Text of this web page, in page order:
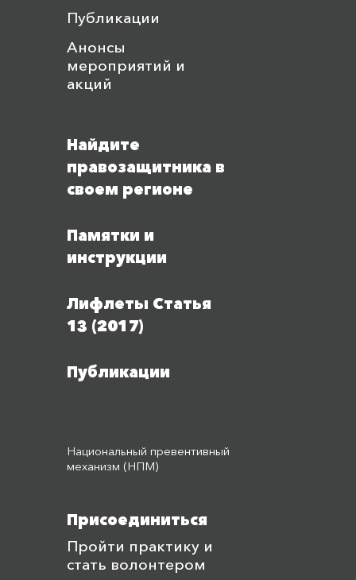
Публикации
Анонсы
мероприятий и
акций
Найдите
правозащитника в
своем регионе
Памятки и
инструкции
Лифлеты Статья
13 (2017)
Публикации
Национальный превентивный
механизм (НПМ)
Присоединиться
Пройти практику и
стать волонтером